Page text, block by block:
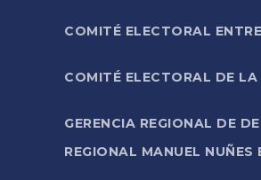
COMITÉ ELECTORAL
COMITÉ ELECTORAL DE
GERENCIA REGIONAL DE
REGIONAL MANUEL NUÑES